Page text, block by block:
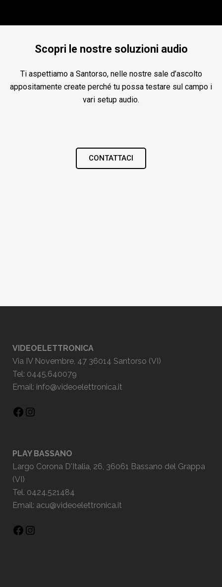
Scopri le nostre soluzioni audio
Ti aspettiamo a Santorso, nelle nostre sale d’ascolto
appositamente create perché tu possa testare sul campo i
vari setup audio.
CONTATTACI
VIDEOELETTRONICA
Via IV Novembre, 47 36014 Santorso (VI)
Tel: 0445.640079
Email: info@videoelettronica.it
PLAY BASSANO
Largo Corona D'Italia, 26, 36061 Bassano del Grappa
(VI)
Tel. 0424.521484
Email: acu@videoelettronica.it